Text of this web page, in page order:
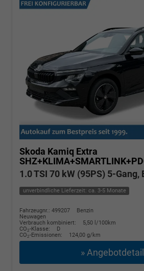
Skoda Kamiq Extra
1.0 TSI 70 kW (95PS) 5-Gang,
unverbindliche Lieferzeit: ca. 3-5 Monate
Fahrzeugnr.: 499207
Benzin
Neuwagen
Verbrauch kombiniert:
5,50 l/100km
CO2-Klasse:
D
CO2-Emissionen: 124,00 g/km
»